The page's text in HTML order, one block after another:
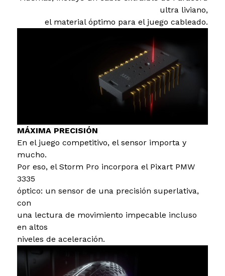
ultra liviano,
el material óptimo para el juego cableado.
MÁXIMA PRECISIÓN
En el juego competitivo, el sensor importa y
mucho.
Por eso, el Storm Pro incorpora el Pixart PMW
3335
óptico: un sensor de una precisión superlativa,
con
una lectura de movimiento impecable incluso
en altos
niveles de aceleración.